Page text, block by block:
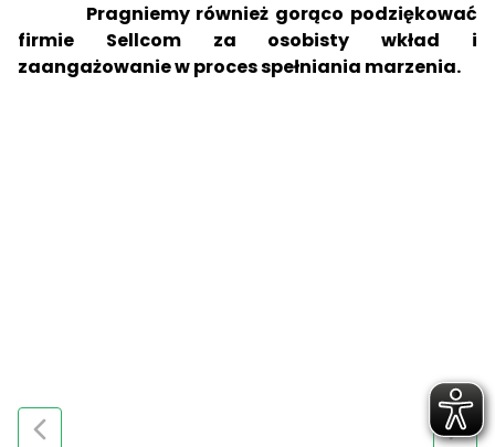
Pragniemy również gorąco podziękować
firmie Sellcom za osobisty wkład i
zaangażowanie w proces spełniania marzenia.